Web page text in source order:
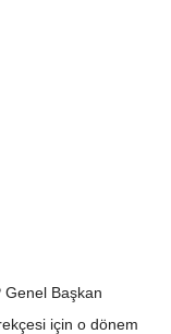
Genel Başkan
için o dönem